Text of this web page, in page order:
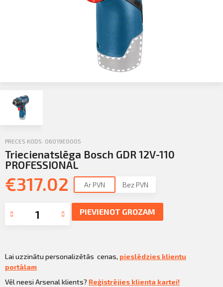
PRECES KODS: 06019E0005
Triecienatslēga Bosch GDR 12V-110
PROFESSIONAL
€317.02 Ar PVN Bez PVN
PIEVIENOT GROZAM
Lai uzzinātu personalizētās cenas, pieslēdzies klientu
portālam
Vēl neesi Arsenal klients? Reģistrējies klienta kartei!